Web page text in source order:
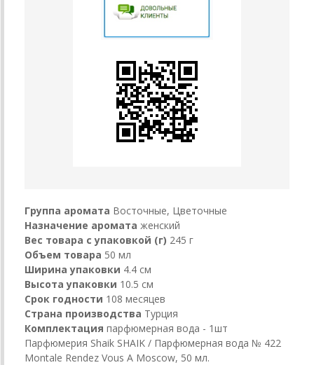
Группа аромата Восточные, Цветочные
Назначение аромата женский
Вес товара с упаковкой (г) 245 г
Объем товара 50 мл
Ширина упаковки 4.4 см
Высота упаковки 10.5 см
Срок годности 108 месяцев
Страна производства Турция
Комплектация парфюмерная вода - 1шт
Парфюмерия Shaik SHAIK / Парфюмерная вода № 422
Montale Rendez Vous A Moscow, 50 мл.